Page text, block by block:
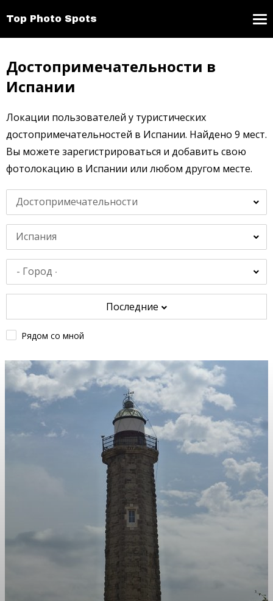
Top Photo Spots
Достопримечательности в
Испании
Локации пользователей у туристических
достопримечательностей в Испании. Найдено 9 мест.
Вы можете зарегистрироваться и добавить свою
фотолокацию в Испании или любом другом месте.
Достопримечательности
Испания
Последние
Рядом со мной